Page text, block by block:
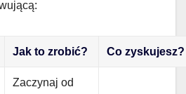
Jak to zrobić? Co zyskujesz?
Zaczynaj od